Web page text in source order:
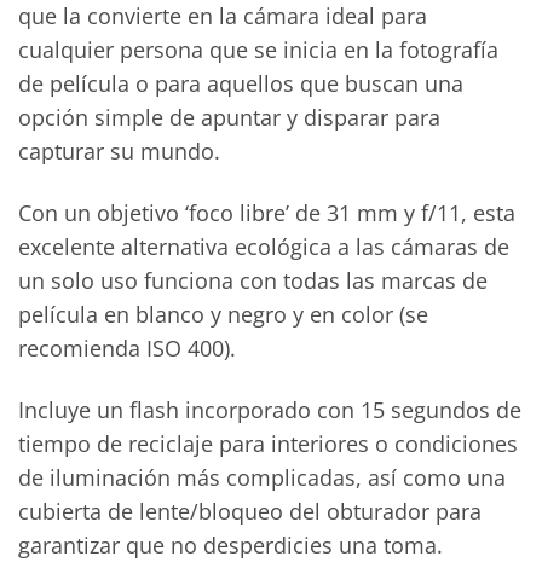
que la convierte en la cámara ideal para
cualquier persona que se inicia en la fotografía
de película o para aquellos que buscan una
opción simple de apuntar y disparar para
capturar su mundo.
Con un objetivo ‘foco libre’ de 31 mm y f/11, esta
excelente alternativa ecológica a las cámaras de
un solo uso funciona con todas las marcas de
película en blanco y negro y en color (se
recomienda ISO 400).
Incluye un flash incorporado con 15 segundos de
tiempo de reciclaje para interiores o condiciones
de iluminación más complicadas, así como una
cubierta de lente/bloqueo del obturador para
garantizar que no desperdicies una toma.